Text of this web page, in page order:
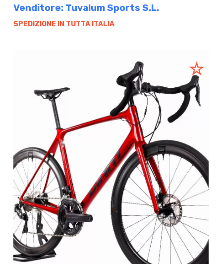
Venditore: Tuvalum Sports S.L.
SPEDIZIONE IN TUTTA ITALIA